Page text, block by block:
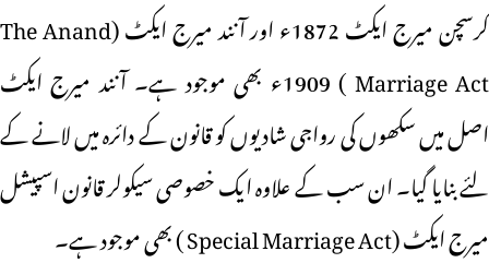
کرسچن میرج ایکٹ 1872ء اور آنند میرج ایکٹ (The Anand
Marriage Act ) 1909ء بھی موجود ہے۔ آنند میرج ایکٹ
اصل میں سکھوں کی رواجی شادیوں کو قانون کے دائرہ میں لانے کے
لئے بنایا گیا۔ ان سب کے علاوہ ایک خصوصی سیکولر قانون اسپیشل
میرج ایکٹ (Special Marriage Act ) بھی موجود ہے۔